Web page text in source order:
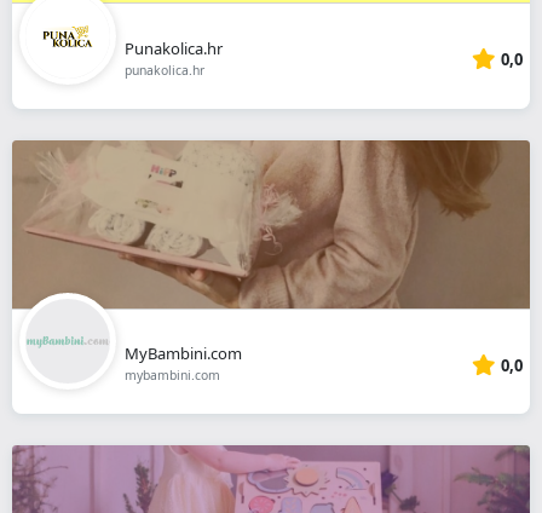
Punakolica.hr
punakolica.hr 0,0
MyBambini.com
mybambini.com 0,0